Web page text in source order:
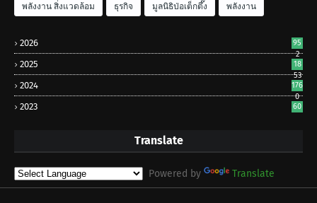
พลังงาน สิ่งแวดล้อม ธุรกิจ มูลนิธิป่อเต็กตึ๊ง พลังงาน
2026
95
2
2025
18
53
2024
176
0
2023 60
Translate
Powered by Translate